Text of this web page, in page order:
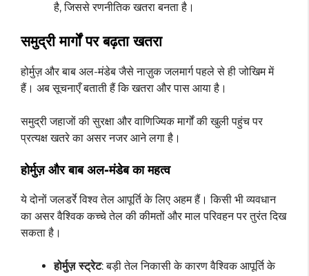
है, जिससे रणनीतिक खतरा बनता है।
समुद्री मार्गों पर बढ़ता खतरा
होर्मुज़ और बाब अल-मंडेब जैसे नाज़ुक जलमार्ग पहले से ही जोखिम में
हैं। अब सूचनाएँ बताती हैं कि खतरा और पास आया है।
समुद्री जहाजों की सुरक्षा और वाणिज्यिक मार्गों की खुली पहुंच पर
प्रत्यक्ष खतरे का असर नजर आने लगा है।
होर्मुज़ और बाब अल-मंडेब का महत्व
ये दोनों जलडर्रे विश्व तेल आपूर्ति के लिए अहम हैं। किसी भी व्यवधान
का असर वैश्विक कच्चे तेल की कीमतों और माल परिवहन पर तुरंत दिख
सकता है।
होर्मुज़ स्ट्रेट: बड़ी तेल निकासी के कारण वैश्विक आपूर्ति के